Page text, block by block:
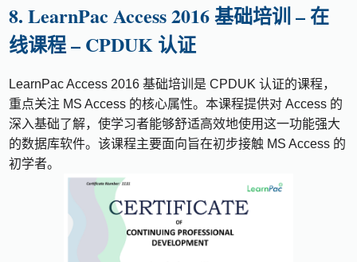
8. LearnPac Access 2016 基础培训 – 在
线课程 – CPDUK 认证
LearnPac Access 2016 基础培训是 CPDUK 认证的课程，
重点关注 MS Access 的核心属性。本课程提供对 Access 的
深入基础了解，使学习者能够舒适高效地使用这一功能强大
的数据库软件。该课程主要面向旨在初步接触 MS Access 的
初学者。